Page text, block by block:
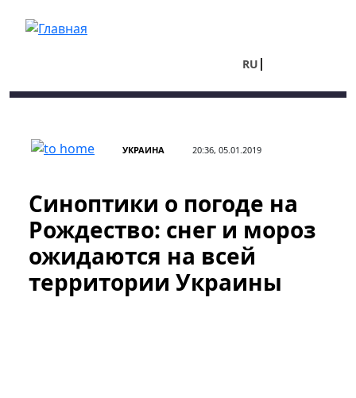
RU
УКРАИНА 20:36, 05.01.2019
Синоптики о погоде на
Рождество: снег и мороз
ожидаются на всей
территории Украины